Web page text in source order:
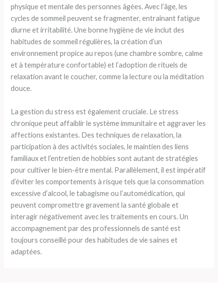
physique et mentale des personnes âgées. Avec l’âge, les
cycles de sommeil peuvent se fragmenter, entraînant fatigue
diurne et irritabilité. Une bonne hygiène de vie inclut des
habitudes de sommeil régulières, la création d’un
environnement propice au repos (une chambre sombre, calme
et à température confortable) et l’adoption de rituels de
relaxation avant le coucher, comme la lecture ou la méditation
douce.
La gestion du stress est également cruciale. Le stress
chronique peut affaiblir le système immunitaire et aggraver les
affections existantes. Des techniques de relaxation, la
participation à des activités sociales, le maintien des liens
familiaux et l’entretien de hobbies sont autant de stratégies
pour cultiver le bien-être mental. Parallèlement, il est impératif
d’éviter les comportements à risque tels que la consommation
excessive d’alcool, le tabagisme ou l’automédication, qui
peuvent compromettre gravement la santé globale et
interagir négativement avec les traitements en cours. Un
accompagnement par des professionnels de santé est
toujours conseillé pour des habitudes de vie saines et
adaptées.